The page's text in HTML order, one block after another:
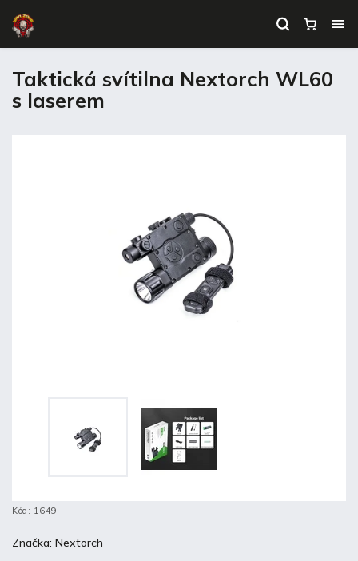
Taktická svítilna Nextorch WL60
s laserem
Kód: 1649
Značka: Nextorch